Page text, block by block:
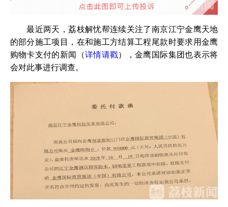
最近两天，荔枝解忧帮连续关注了南京江宁金鹰天地
的部分施工项目，在和施工方结算工程尾款时要求用金鹰
购物卡支付的新闻（详情请戳），金鹰国际集团也表示将
会对此事进行调查。